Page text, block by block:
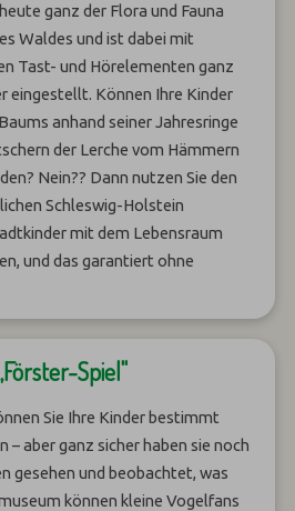
ganz der Flora und Fauna
Waldes und ist dabei mit
Tast- und Hörelementen ganz
eingestellt. Können Ihre Kinder
anhand seiner Jahresringe
der Lerche vom Hämmern
Nein?? Dann nutzen Sie den
Schleswig-Holstein
mit dem Lebensraum
und das garantiert ohne
Spiel"
Sie Ihre Kinder bestimmt
– aber ganz sicher haben sie noch
gesehen und beobachtet, was
können kleine Vogelfans